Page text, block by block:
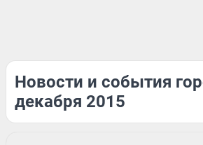
Новости и события
декабря 2015